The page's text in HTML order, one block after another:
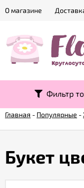
О магазине
Фильтр
Главная - Популярные -
Букет